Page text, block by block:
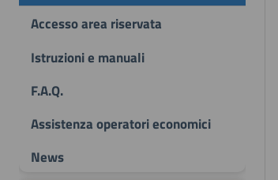
Accesso area riservata
Istruzioni e manuali
F.A.Q.
Assistenza operatori economici
News